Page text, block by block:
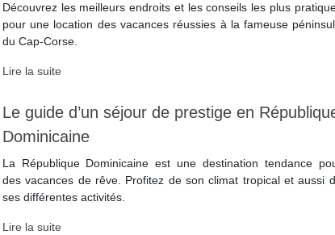
Découvrez les meilleurs endroits et les conseils les plus
pour une location des vacances réussies à la fameuse
du Cap-Corse.
Lire la suite
Le guide d’un séjour de prestige en
Dominicaine
La République Dominicaine est une destination tendance
des vacances de rêve. Profitez de son climat tropical et aussi
ses différentes activités.
Lire la suite